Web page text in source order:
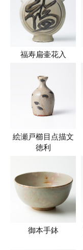
福寿扁壷花入
絵瀬戸櫛目点描文
徳利
御本手鉢